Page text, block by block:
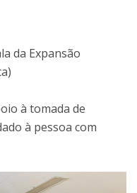
da Expansão
à tomada de
à pessoa com